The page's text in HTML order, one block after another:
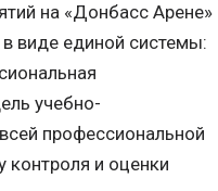
на «Донбасс Арене»
виде единой системы:
учебно-
профессиональной
контроля и оценки